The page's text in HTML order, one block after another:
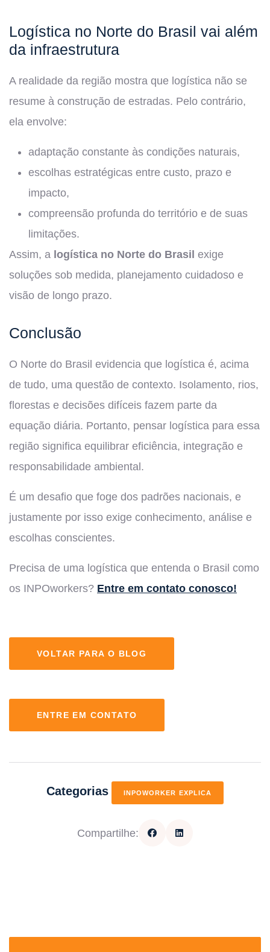
Logística no Norte do Brasil vai além
da infraestrutura
A realidade da região mostra que logística não se
resume à construção de estradas. Pelo contrário,
ela envolve:
adaptação constante às condições naturais,
escolhas estratégicas entre custo, prazo e
impacto,
compreensão profunda do território e de suas
limitações.
Assim, a logística no Norte do Brasil exige
soluções sob medida, planejamento cuidadoso e
visão de longo prazo.
Conclusão
O Norte do Brasil evidencia que logística é, acima
de tudo, uma questão de contexto. Isolamento, rios,
florestas e decisões difíceis fazem parte da
equação diária. Portanto, pensar logística para essa
região significa equilibrar eficiência, integração e
responsabilidade ambiental.
É um desafio que foge dos padrões nacionais, e
justamente por isso exige conhecimento, análise e
escolhas conscientes.
Precisa de uma logística que entenda o Brasil como
os INPOworkers? Entre em contato conosco!
VOLTAR PARA O BLOG
ENTRE EM CONTATO
Categorias INPOWORKER EXPLICA
Compartilhe: